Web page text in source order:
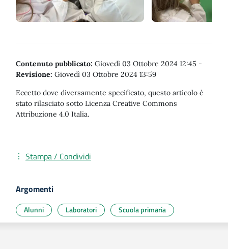
Contenuto pubblicato: Giovedì 03 Ottobre 2024 12:45 -
Revisione: Giovedì 03 Ottobre 2024 13:59
Eccetto dove diversamente specificato, questo articolo è
stato rilasciato sotto Licenza Creative Commons
Attribuzione 4.0 Italia.
Stampa / Condividi
Argomenti
Alunni Laboratori Scuola primaria